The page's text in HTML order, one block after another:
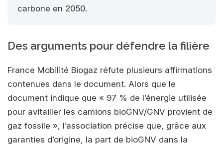
carbone en 2050.
Des arguments pour défendre la filière
France Mobilité Biogaz réfute plusieurs affirmations
contenues dans le document. Alors que le
document indique que « 97 % de l’énergie utilisée
pour avitailler les camions bioGNV/GNV provient de
gaz fossile », l’association précise que, grâce aux
garanties d’origine, la part de bioGNV dans la